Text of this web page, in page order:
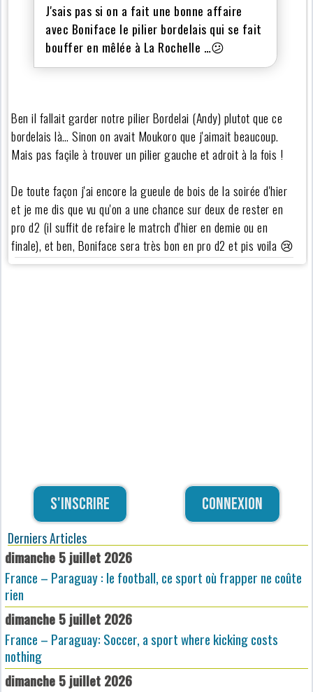
J'sais pas si on a fait une bonne affaire
avec Boniface le pilier bordelais qui se fait
bouffer en mêlée à La Rochelle …😕
Ben il fallait garder notre pilier Bordelai (Andy) plutot que ce
bordelais là… Sinon on avait Moukoro que j'aimait beaucoup.
Mais pas façile à trouver un pilier gauche et adroit à la fois !
De toute façon j'ai encore la gueule de bois de la soirée d'hier
et je me dis que vu qu'on a une chance sur deux de rester en
pro d2 (il suffit de refaire le matrch d'hier en demie ou en
finale), et ben, Boniface sera très bon en pro d2 et pis voila 😢
S'inscrire Connexion
Derniers Articles
dimanche 5 juillet 2026
France – Paraguay : le football, ce sport où frapper ne coûte
rien
dimanche 5 juillet 2026
France – Paraguay: Soccer, a sport where kicking costs
nothing
dimanche 5 juillet 2026